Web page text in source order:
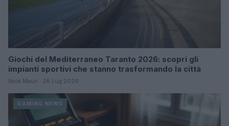
Giochi del Mediterraneo Taranto 2026: scopri gli
impianti sportivi che stanno trasformando la città
Ilaria Mauri · 28 Lug 2026
GAMING NEWS